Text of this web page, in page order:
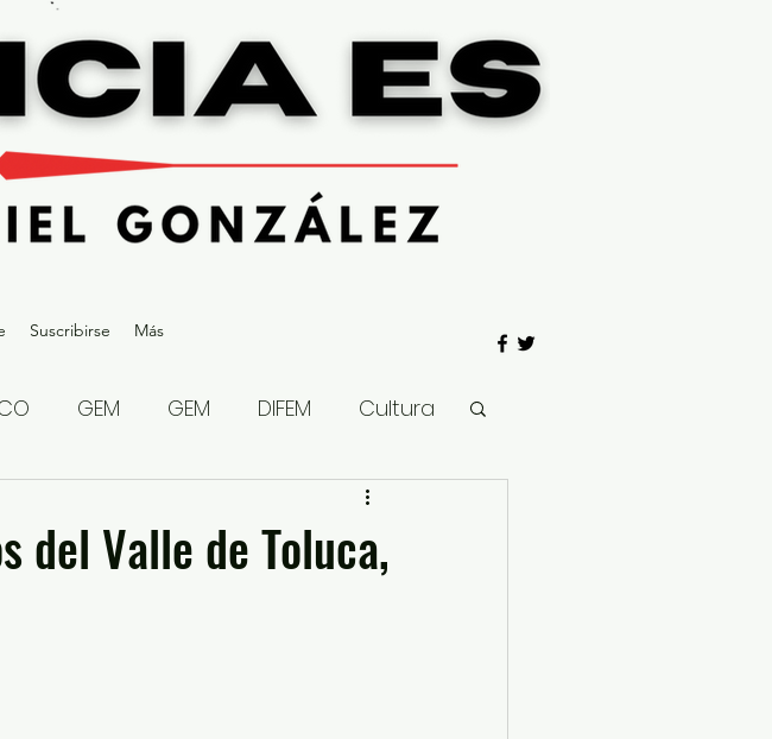
Suscribirse Más
GEM GEM DIFEM Cultura
2023
del Valle de Toluca,